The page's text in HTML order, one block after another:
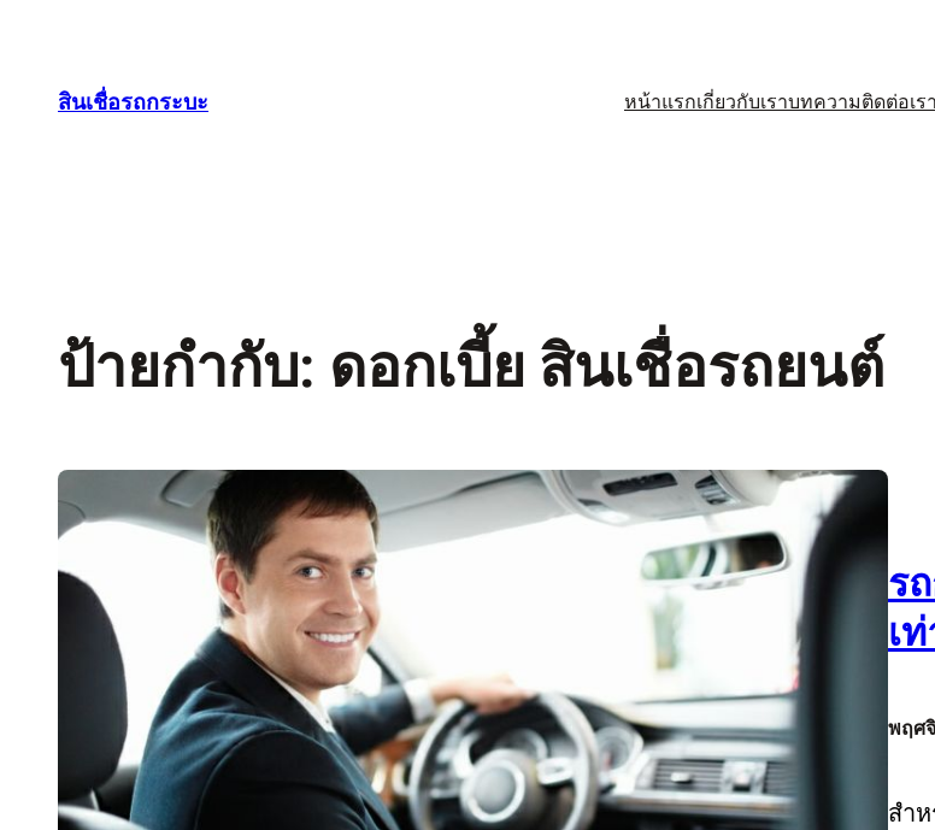
สินเชื่อรถกระบะ หน้าแรกเกี่ยวกับเราบทความติดต่อเรา
ป้ายกำกับ: ดอกเบี้ย สินเชื่อรถยนต์
ร
เ
พฤศ
สำ